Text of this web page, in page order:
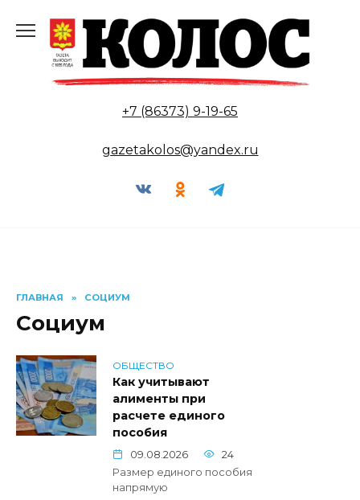
содержанию
+7 (86373) 9-19-65
gazetakolos@yandex.ru
ГЛАВНАЯ » СОЦИУМ
Социум
ОБЩЕСТВО
Как учитывают
алименты при
расчете единого
пособия
09.08.2026
24
Размер единого пособия
напрямую